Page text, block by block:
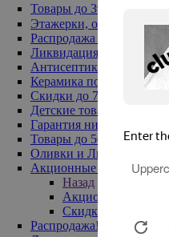
Товары до 399₽
Этажерки, обувницы
Распродажа текстиля до
Ликвидация до -70%
Антисептики
Керамика по 129 руб
Скидки до 70%
Детские товары
Гарантия низкой цены
Товары до 500 руб
Оливки и Лимоны
Акционные товары
Назад
Акционные товары
Скидка 20% по
Распродажа! Ульяновск